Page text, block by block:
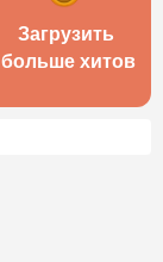
Загрузить
больше хитов